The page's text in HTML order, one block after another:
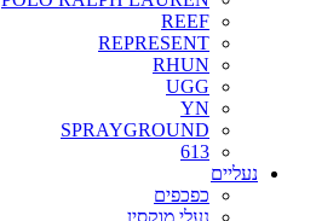
REEF
REPRESENT
RHUN
UGG
YN
SPRAYGROUND
613
נעליים
כפכפים